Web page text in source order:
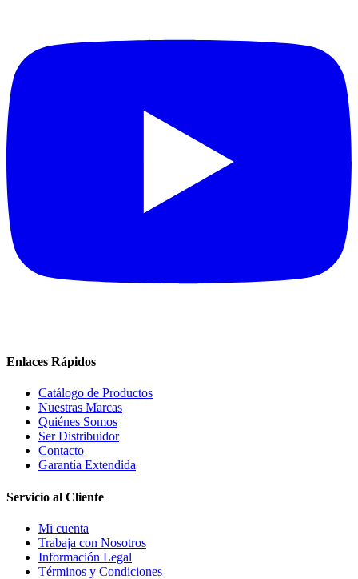
Enlaces Rápidos
Catálogo de Productos
Nuestras Marcas
Quiénes Somos
Ser Distribuidor
Contacto
Garantía Extendida
Servicio al Cliente
Mi cuenta
Trabaja con Nosotros
Información Legal
Términos y Condiciones